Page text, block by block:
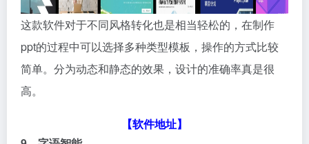
这款软件对于不同风格转化也是相当轻松的，在制作
ppt的过程中可以选择多种类型模板，操作的方式比较
简单。分为动态和静态的效果，设计的准确率真是很
高。
【软件地址】